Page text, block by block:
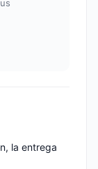
la entrega